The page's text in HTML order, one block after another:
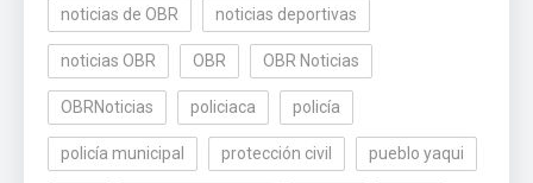
noticias de OBR noticias deportivas
noticias OBR OBR OBR Noticias
OBRNoticias policiaca policía
policía municipal protección civil pueblo yaqui